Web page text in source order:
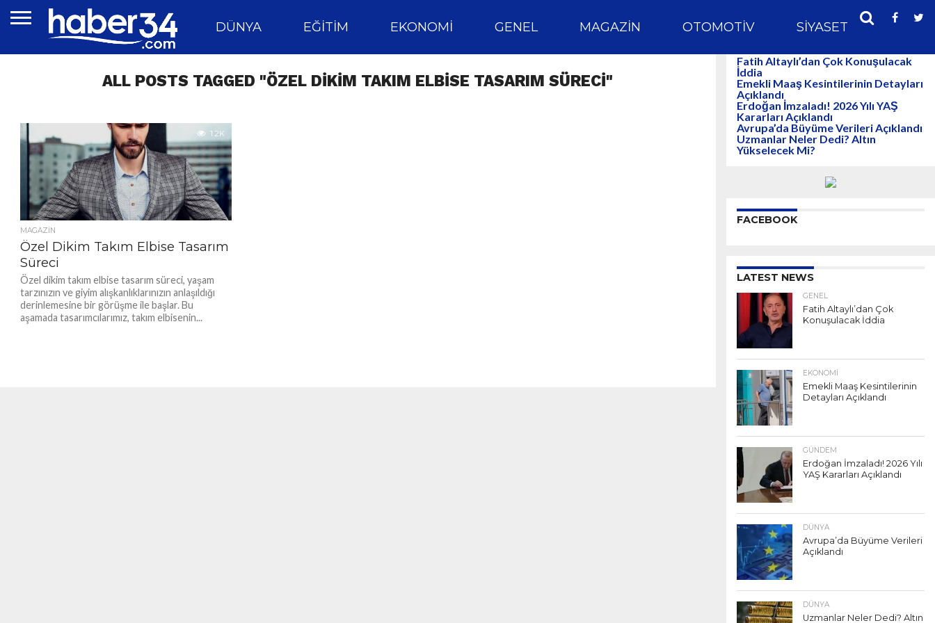
DÜNYA EĞITIM EKONOMI GENEL MAGAZIN OTOMOTIV SIYASET SPOR
ALL POSTS TAGGED "ÖZEL DIKIM TAKIM ELBISE TASARIM SÜRECI"
1.2K
MAGAZIN
Özel Dikim Takım Elbise Tasarım
Süreci
Özel dikim takım elbise tasarım süreci, yaşam
tarzınızın ve giyim alışkanlıklarınızın anlaşıldığı
derinlemesine bir görüşme ile başlar. Bu
aşamada tasarımcılarımız, takım elbisenin...
Fatih Altaylı’dan Çok Konuşulacak
İddia
Emekli Maaş Kesintilerinin Detayları
Açıklandı
Erdoğan İmzaladı! 2026 Yılı YAŞ
Kararları Açıklandı
Avrupa’da Büyüme Verileri Açıklandı
Uzmanlar Neler Dedi? Altın
Yükselecek Mi?
FACEBOOK
LATEST NEWS
GENEL
Fatih Altaylı’dan Çok
Konuşulacak İddia
EKONOMI
Emekli Maaş Kesintilerinin
Detayları Açıklandı
GÜNDEM
Erdoğan İmzaladı! 2026 Yılı
YAŞ Kararları Açıklandı
DÜNYA
Avrupa’da Büyüme Verileri
Açıklandı
DÜNYA
Uzmanlar Neler Dedi? Altın